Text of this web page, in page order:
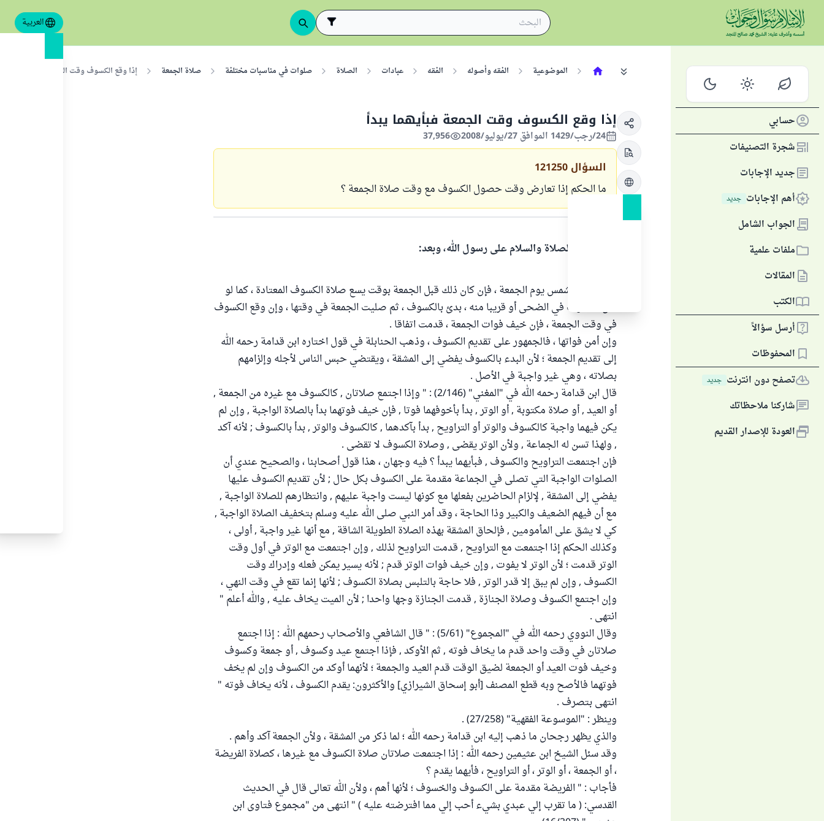
العربية
حسابي
شجرة التصنيفات
جديد الإجابات
أهم الإجابات جديد
الجواب الشامل
ملفات علمية
المقالات
الكتب
أرسل سؤالاً
المحفوظات
تصفح دون انترنت جديد
شاركنا ملاحظاتك
العودة للإصدار القديم
الموضوعية الفقه وأصوله الفقه عبادات الصلاة صلوات في مناسبات مختلفة صلاة الجمعة إذا وقع الكسوف وقت الجمعة فبأيهما يبدأ
إذا وقع الكسوف وقت الجمعة فبأيهما يبدأ
24/رجب/1429 الموافق 27/يوليو/2008 37,956
السؤال 121250
ما الحكم إذا تعارض وقت حصول الكسوف مع وقت صلاة الجمعة ؟
الحمد لله والصلاة والسلام على رسول الله، وبعد:
إذا كسفت الشمس يوم الجمعة ، فإن كان ذلك قبل الجمعة بوقت يسع صلاة الكسوف المعتادة ، كما لو
كان الكسوف في الضحى أو قريبا منه ، بدئ بالكسوف ، ثم صليت الجمعة في وقتها ، وإن وقع الكسوف
في وقت الجمعة ، فإن خيف فوات الجمعة ، قدمت اتفاقا .
وإن أمن فواتها ، فالجمهور على تقديم الكسوف ، وذهب الحنابلة في قول اختاره ابن قدامة رحمه الله
إلى تقديم الجمعة ؛ لأن البدء بالكسوف يفضي إلى المشقة ، ويقتضي حبس الناس لأجله وإلزامهم
بصلاته ، وهي غير واجبة في الأصل .
قال ابن قدامة رحمه الله في "المغني" (2/146) : " وإذا اجتمع صلاتان , كالكسوف مع غيره من الجمعة ,
أو العيد , أو صلاة مكتوبة , أو الوتر , بدأ بأخوفهما فوتا , فإن خيف فوتهما بدأ بالصلاة الواجبة , وإن لم
يكن فيهما واجبة كالكسوف والوتر أو التراويح , بدأ بآكدهما , كالكسوف والوتر , بدأ بالكسوف ; لأنه آكد
, ولهذا تسن له الجماعة , ولأن الوتر يقضى , وصلاة الكسوف لا تقضى .
فإن اجتمعت التراويح والكسوف , فبأيهما يبدأ ؟ فيه وجهان ، هذا قول أصحابنا ، والصحيح عندي أن
الصلوات الواجبة التي تصلى في الجماعة مقدمة على الكسوف بكل حال ; لأن تقديم الكسوف عليها
يفضي إلى المشقة , لإلزام الحاضرين بفعلها مع كونها ليست واجبة عليهم , وانتظارهم للصلاة الواجبة ,
مع أن فيهم الضعيف والكبير وذا الحاجة ، وقد أمر النبي صلى الله عليه وسلم بتخفيف الصلاة الواجبة ,
كي لا يشق على المأمومين , فإلحاق المشقة بهذه الصلاة الطويلة الشاقة , مع أنها غير واجبة , أولى ،
وكذلك الحكم إذا اجتمعت مع التراويح , قدمت التراويح لذلك , وإن اجتمعت مع الوتر في أول وقت
الوتر قدمت ؛ لأن الوتر لا يفوت , وإن خيف فوات الوتر قدم ; لأنه يسير يمكن فعله وإدراك وقت
الكسوف , وإن لم يبق إلا قدر الوتر , فلا حاجة بالتلبس بصلاة الكسوف ; لأنها إنما تقع في وقت النهي ،
وإن اجتمع الكسوف وصلاة الجنازة , قدمت الجنازة وجها واحدا ; لأن الميت يخاف عليه , والله أعلم "
انتهى .
وقال النووي رحمه الله في "المجموع" (5/61) : " قال الشافعي والأصحاب رحمهم الله : إذا اجتمع
صلاتان في وقت واحد قدم ما يخاف فوته , ثم الأوكد , فإذا اجتمع عيد وكسوف , أو جمعة وكسوف
وخيف فوت العيد أو الجمعة لضيق الوقت قدم العيد والجمعة ؛ لأنهما أوكد من الكسوف وإن لم يخف
فوتهما فالأصح وبه قطع المصنف [أبو إسحاق الشيرازي] والأكثرون: يقدم الكسوف ، لأنه يخاف فوته "
انتهى بتصرف .
وينظر : "الموسوعة الفقهية" (27/258) .
والذي يظهر رجحان ما ذهب إليه ابن قدامة رحمه الله ؛ لما ذكر من المشقة ، ولأن الجمعة آكد وأهم .
وقد سئل الشيخ ابن عثيمين رحمه الله : إذا اجتمعت صلاتان صلاة الكسوف مع غيرها ، كصلاة الفريضة
، أو الجمعة ، أو الوتر ، أو التراويح ، فأيهما يقدم ؟
فأجاب : " الفريضة مقدمة على الكسوف والخسوف ؛ لأنها أهم ، ولأن الله تعالى قال في الحديث
القدسي: ( ما تقرب إلي عبدي بشيء أحب إلي مما افترضته عليه ) " انتهى من "مجموع فتاوى ابن